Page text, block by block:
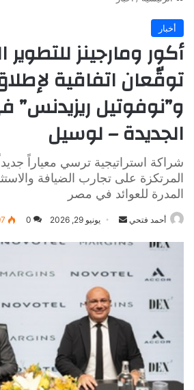
أخبار
أكور ومارجينز للتطوير
توقّعان اتفاقية
و”نوفوتيل ريزيدنس”
الجديدة – لوسيل
شراكة استراتيجية ترسي معياراً
المرتكزة على تجارب الضيافة
المدرة للعوائد في مصر
أحمد فتحي
أرسل يونيو 29, 2026 0